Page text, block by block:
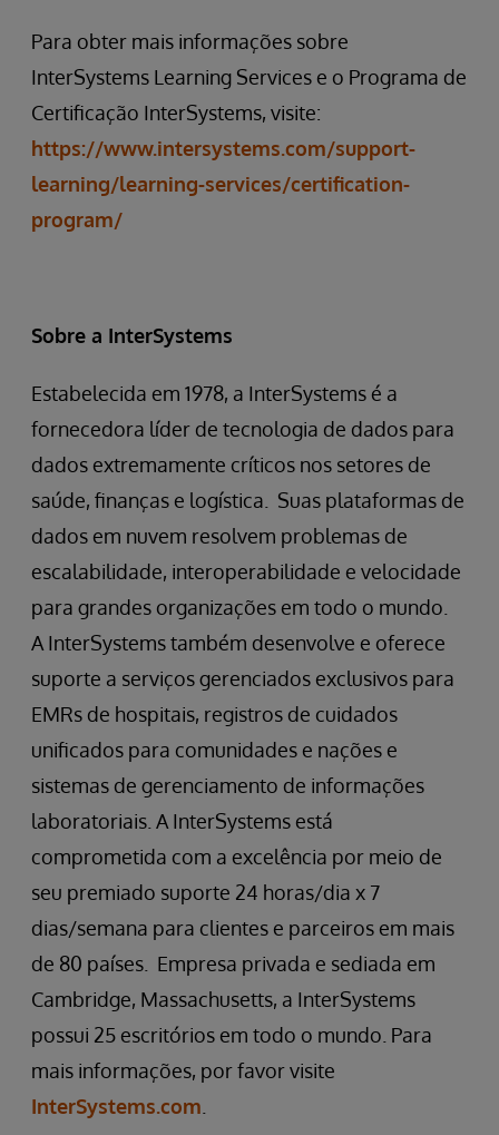
Para obter mais informações sobre
InterSystems Learning Services e o Programa de
Certificação InterSystems, visite:
https://www.intersystems.com/support-
learning/learning-services/certification-
program/
Sobre a InterSystems
Estabelecida em 1978, a InterSystems é a
fornecedora líder de tecnologia de dados para
dados extremamente críticos nos setores de
saúde, finanças e logística. Suas plataformas de
dados em nuvem resolvem problemas de
escalabilidade, interoperabilidade e velocidade
para grandes organizações em todo o mundo.
A InterSystems também desenvolve e oferece
suporte a serviços gerenciados exclusivos para
EMRs de hospitais, registros de cuidados
unificados para comunidades e nações e
sistemas de gerenciamento de informações
laboratoriais. A InterSystems está
comprometida com a excelência por meio de
seu premiado suporte 24 horas/dia x 7
dias/semana para clientes e parceiros em mais
de 80 países. Empresa privada e sediada em
Cambridge, Massachusetts, a InterSystems
possui 25 escritórios em todo o mundo. Para
mais informações, por favor visite
InterSystems.com